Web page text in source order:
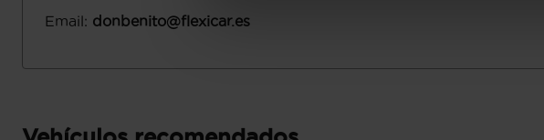
Email: donbenito@flexicar.es